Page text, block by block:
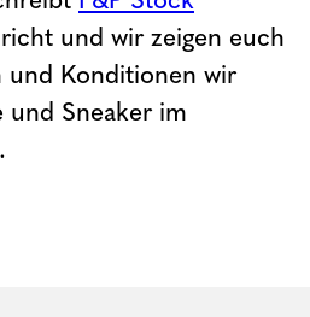
und wir zeigen euch
und Konditionen wir
und Sneaker im